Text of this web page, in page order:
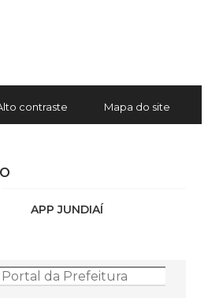
contraste Mapa do site
APP JUNDIAÍ